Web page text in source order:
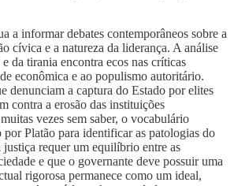
a informar debates contemporâneos sobre a
cívica e a natureza da liderança. A análise
da tirania encontra ecos nas críticas
econômica e ao populismo autoritário.
denunciam a captura do Estado por elites
contra a erosão das instituições
vezes sem saber, o vocabulário
por Platão para identificar as patologias do
justiça requer um equilíbrio entre as
e que o governante deve possuir uma
rigorosa permanece como um ideal,